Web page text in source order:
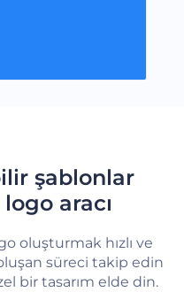
şablonlar
aracı
oluşturmak hızlı ve
süreci takip edin
bir tasarım elde din.